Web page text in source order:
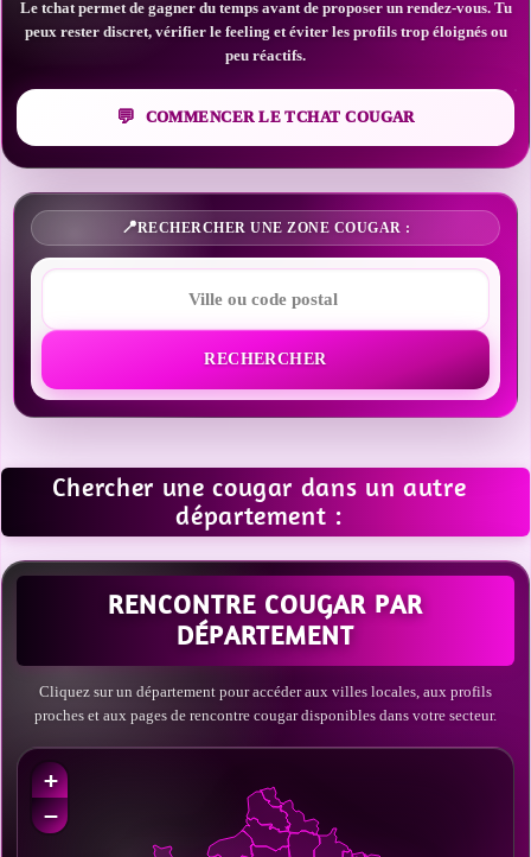
Le tchat permet de gagner du temps avant de proposer un rendez-vous. Tu
peux rester discret, vérifier le feeling et éviter les profils trop éloignés ou
peu réactifs.
COMMENCER LE TCHAT COUGAR
RECHERCHER UNE ZONE COUGAR :
RECHERCHER
Chercher une cougar dans un autre
département :
RENCONTRE COUGAR PAR
DÉPARTEMENT
Cliquez sur un département pour accéder aux villes locales, aux profils
proches et aux pages de rencontre cougar disponibles dans votre secteur.
+
−